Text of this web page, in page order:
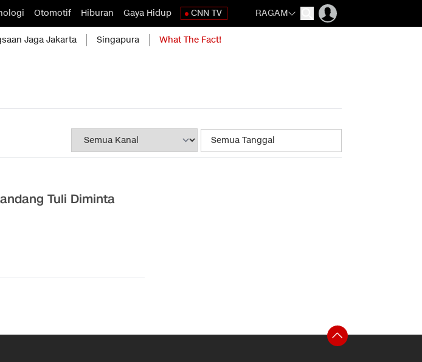
Otomotif Hiburan Gaya Hidup CNN TV RAGAM
Jaga Jakarta Singapura What The Fact!
Tuli Diminta